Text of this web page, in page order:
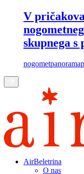
V
skupnega s
nogometpanorama
AirBeletrina
O nas